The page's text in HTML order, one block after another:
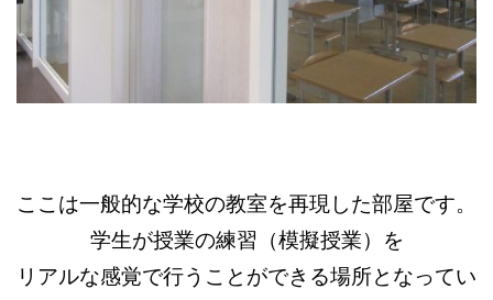
ここは一般的な学校の教室を再現した部屋です。
学生が授業の練習（模擬授業）を
リアルな感覚で行うことができる場所となってい